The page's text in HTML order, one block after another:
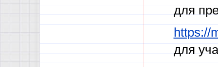
для
https://
для